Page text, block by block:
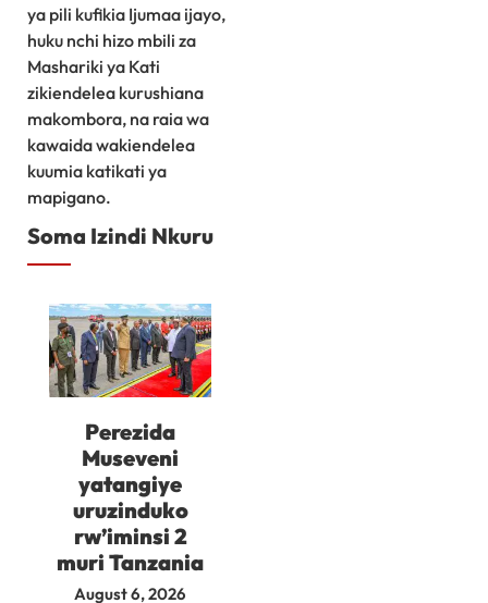
ya pili kufikia Ijumaa ijayo,
huku nchi hizo mbili za
Mashariki ya Kati
zikiendelea kurushiana
makombora, na raia wa
kawaida wakiendelea
kuumia katikati ya
mapigano.
Soma Izindi Nkuru
Perezida
Museveni
yatangiye
uruzinduko
rw’iminsi 2
muri Tanzania
August 6, 2026